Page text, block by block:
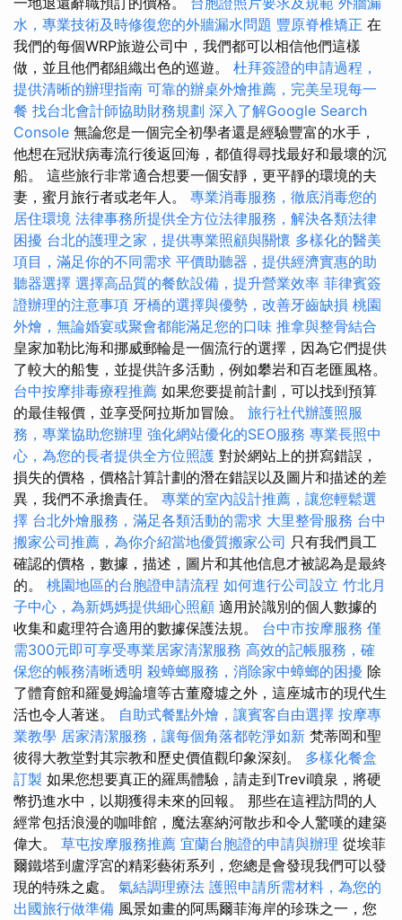
水，專業技術及時修復您的外牆漏水問題 豐原脊椎矯正 在
我們的每個WRP旅遊公司中，我們都可以相信他們這樣
做，並且他們都組織出色的巡遊。 杜拜簽證的申請過程，
提供清晰的辦理指南 可靠的辦桌外燴推薦，完美呈現每一
餐 找台北會計師協助財務規劃 深入了解Google Search
Console 無論您是一個完全初學者還是經驗豐富的水手，
他想在冠狀病毒流行後返回海，都值得尋找最好和最壞的沉
船。 這些旅行非常適合想要一個安靜，更平靜的環境的夫
妻，蜜月旅行者或老年人。 專業消毒服務，徹底消毒您的
居住環境 法律事務所提供全方位法律服務，解決各類法律
困擾 台北的護理之家，提供專業照顧與關懷 多樣化的醫美
項目，滿足你的不同需求 平價助聽器，提供經濟實惠的助
聽器選擇 選擇高品質的餐飲設備，提升營業效率 菲律賓簽
證辦理的注意事項 牙橋的選擇與優勢，改善牙齒缺損 桃園
外燴，無論婚宴或聚會都能滿足您的口味 推拿與整骨結合
皇家加勒比海和挪威郵輪是一個流行的選擇，因為它們提供
了較大的船隻，並提供許多活動，例如攀岩和百老匯風格。
台中按摩排毒療程推薦 如果您要提前計劃，可以找到預算
的最佳報價，並享受阿拉斯加冒險。 旅行社代辦護照服
務，專業協助您辦理 強化網站優化的SEO服務 專業長照中
心，為您的長者提供全方位照護 對於網站上的拼寫錯誤，
損失的價格，價格計算計劃的潛在錯誤以及圖片和描述的差
異，我們不承擔責任。 專業的室內設計推薦，讓您輕鬆選
擇 台北外燴服務，滿足各類活動的需求 大里整骨服務 台中
搬家公司推薦，為你介紹當地優質搬家公司 只有我們員工
確認的價格，數據，描述，圖片和其他信息才被認為是最終
的。 桃園地區的台胞證申請流程 如何進行公司設立 竹北月
子中心，為新媽媽提供細心照顧 適用於識別的個人數據的
收集和處理符合適用的數據保護法規。 台中市按摩服務 僅
需300元即可享受專業居家清潔服務 高效的記帳服務，確
保您的帳務清晰透明 殺蟑螂服務，消除家中蟑螂的困擾 除
了體育館和羅曼姆論壇等古董廢墟之外，這座城市的現代生
活也令人著迷。 自助式餐點外燴，讓賓客自由選擇 按摩專
業教學 居家清潔服務，讓每個角落都乾淨如新 梵蒂岡和聖
彼得大教堂對其宗教和歷史價值觀印象深刻。 多樣化餐盒
訂製 如果您想要真正的羅馬體驗，請走到Trevi噴泉，將硬
幣扔進水中，以期獲得未來的回報。 那些在這裡訪問的人
經常包括浪漫的咖啡館，魔法塞納河散步和令人驚嘆的建築
偉大。 草屯按摩服務推薦 宜蘭台胞證的申請與辦理 從埃菲
爾鐵塔到盧浮宮的精彩藝術系列，您總是會發現我們可以發
現的特殊之處。 氣結調理療法 護照申請所需材料，為您的
出國旅行做準備 風景如畫的阿馬爾菲海岸的珍珠之一，您